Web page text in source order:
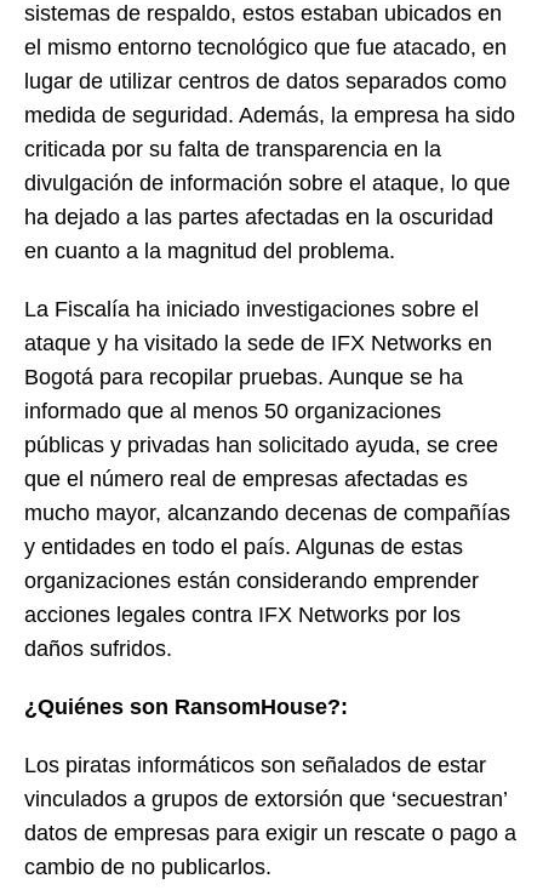
sistemas de respaldo, estos estaban ubicados en
el mismo entorno tecnológico que fue atacado, en
lugar de utilizar centros de datos separados como
medida de seguridad. Además, la empresa ha sido
criticada por su falta de transparencia en la
divulgación de información sobre el ataque, lo que
ha dejado a las partes afectadas en la oscuridad
en cuanto a la magnitud del problema.
La Fiscalía ha iniciado investigaciones sobre el
ataque y ha visitado la sede de IFX Networks en
Bogotá para recopilar pruebas. Aunque se ha
informado que al menos 50 organizaciones
públicas y privadas han solicitado ayuda, se cree
que el número real de empresas afectadas es
mucho mayor, alcanzando decenas de compañías
y entidades en todo el país. Algunas de estas
organizaciones están considerando emprender
acciones legales contra IFX Networks por los
daños sufridos.
¿Quiénes son RansomHouse?:
Los piratas informáticos son señalados de estar
vinculados a grupos de extorsión que ‘secuestran’
datos de empresas para exigir un rescate o pago a
cambio de no publicarlos.